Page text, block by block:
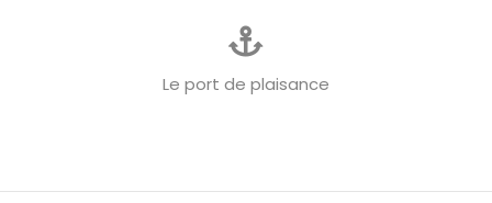
Le port de plaisance